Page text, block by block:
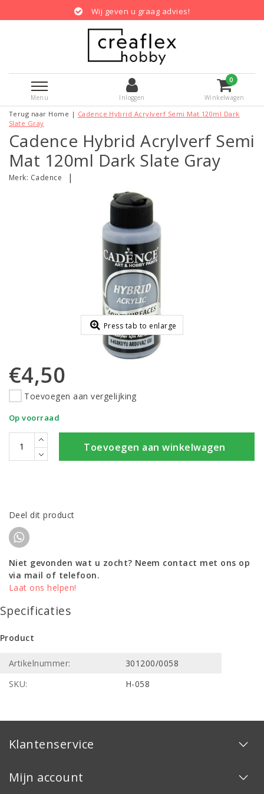
Wij geven u graag advies!
Menu Inloggen
0
Winkelwagen
Terug naar Home | Cadence Hybrid Acrylverf Semi Mat 120ml Dark
Slate Gray
Cadence Hybrid Acrylverf Semi
Mat 120ml Dark Slate Gray
Merk: Cadence |
Press tab to enlarge
€4,50
Toevoegen aan vergelijking
Op voorraad
Toevoegen aan winkelwagen
Deel dit product
Niet gevonden wat u zocht? Neem contact met ons op
via mail of telefoon.
Laat ons helpen!
Specificaties
Product
Artikelnummer:
301200/0058
SKU:
H-058
Klantenservice
Mijn account